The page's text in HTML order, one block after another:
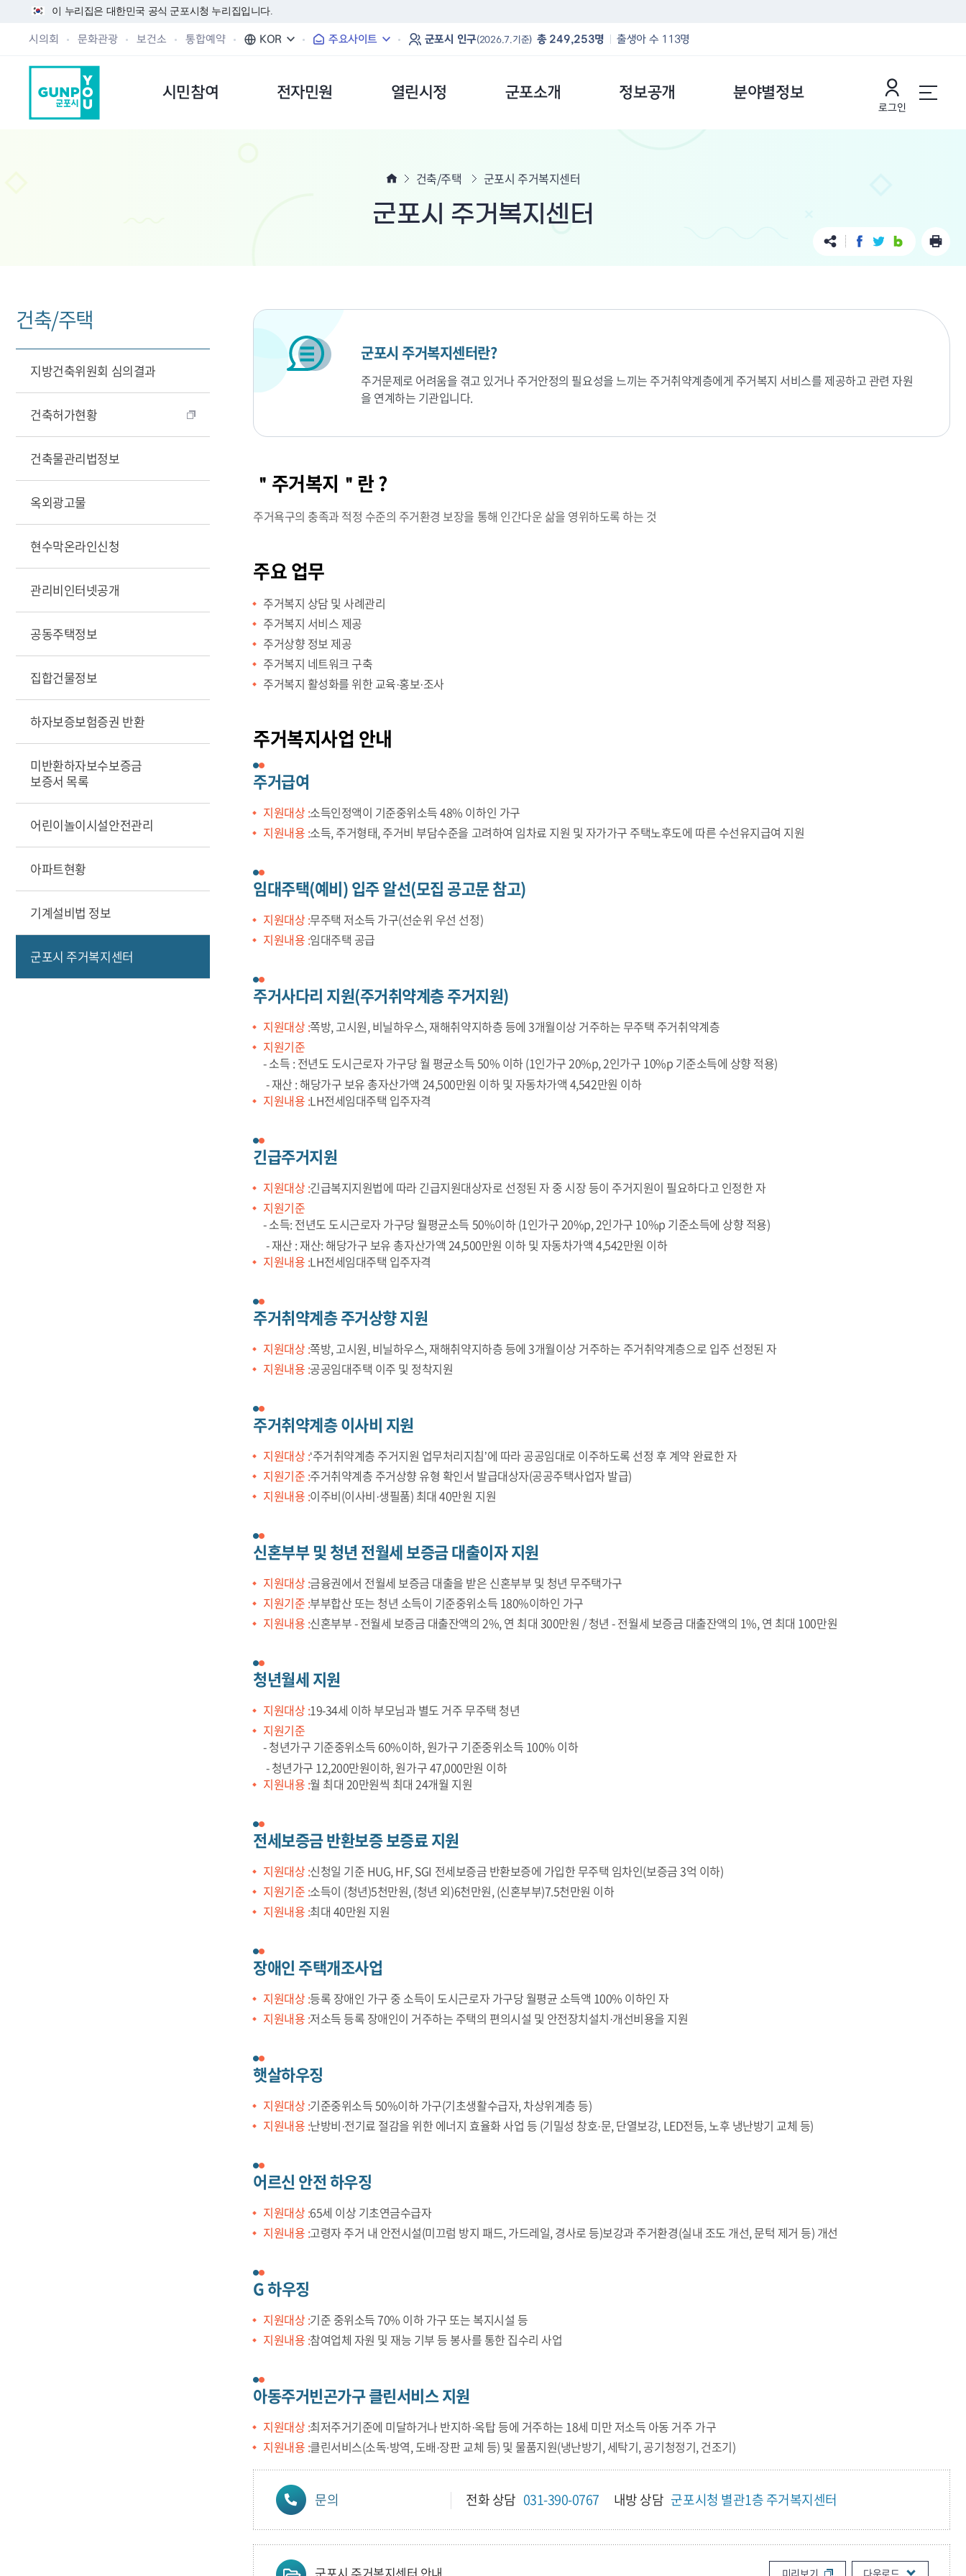
이 누리집은 대한민국 공식 군포시청 누리집입니다.
시의회 문화관광 보건소 통합예약 KOR 주요사이트 군포시 인구(2026.7.기준) 총 249,253명 출생아 수 113명
시민참여 전자민원 열린시정 군포소개 정보공개 분야별정보
로그인
건축/주택
지방건축위원회 심의결과
건축허가현황
건축물관리법정보
옥외광고물
현수막온라인신청
관리비인터넷공개
공동주택정보
집합건물정보
하자보증보험증권 반환
미반환하자보수보증금
보증서 목록
어린이놀이시설안전관리
아파트현황
기계설비법 정보
군포시 주거복지센터
건축/주택 군포시 주거복지센터
군포시 주거복지센터
군포시 주거복지센터란?
주거문제로 어려움을 겪고 있거나 주거안정의 필요성을 느끼는 주거취약계층에게 주거복지 서비스를 제공하고 관련 자원
을 연계하는 기관입니다.
＂주거복지＂란 ?
주거욕구의 충족과 적정 수준의 주거환경 보장을 통해 인간다운 삶을 영위하도록 하는 것
주요 업무
주거복지 상담 및 사례관리
주거복지 서비스 제공
주거상향 정보 제공
주거복지 네트워크 구축
주거복지 활성화를 위한 교육·홍보·조사
주거복지사업 안내
주거급여
지원대상 :소득인정액이 기준중위소득 48% 이하인 가구
지원내용 :소득, 주거형태, 주거비 부담수준을 고려하여 임차료 지원 및 자가가구 주택노후도에 따른 수선유지급여 지원
임대주택(예비) 입주 알선(모집 공고문 참고)
지원대상 :무주택 저소득 가구(선순위 우선 선정)
지원내용 :임대주택 공급
주거사다리 지원(주거취약계층 주거지원)
지원대상 :쪽방, 고시원, 비닐하우스, 재해취약지하층 등에 3개월이상 거주하는 무주택 주거취약계층
지원기준
- 소득 : 전년도 도시근로자 가구당 월 평균소득 50% 이하 (1인가구 20%p, 2인가구 10%p 기준소득에 상향 적용)
- 재산 : 해당가구 보유 총자산가액 24,500만원 이하 및 자동차가액 4,542만원 이하
지원내용 :LH전세임대주택 입주자격
긴급주거지원
지원대상 :긴급복지지원법에 따라 긴급지원대상자로 선정된 자 중 시장 등이 주거지원이 필요하다고 인정한 자
지원기준
- 소득: 전년도 도시근로자 가구당 월평균소득 50%이하 (1인가구 20%p, 2인가구 10%p 기준소득에 상향 적용)
- 재산 : 재산: 해당가구 보유 총자산가액 24,500만원 이하 및 자동차가액 4,542만원 이하
지원내용 :LH전세임대주택 입주자격
주거취약계층 주거상향 지원
지원대상 :쪽방, 고시원, 비닐하우스, 재해취약지하층 등에 3개월이상 거주하는 주거취약계층으로 입주 선정된 자
지원내용 :공공임대주택 이주 및 정착지원
주거취약계층 이사비 지원
지원대상 :‘주거취약계층 주거지원 업무처리지침’에 따라 공공임대로 이주하도록 선정 후 계약 완료한 자
지원기준 :주거취약계층 주거상향 유형 확인서 발급대상자(공공주택사업자 발급)
지원내용 :이주비(이사비·생필품) 최대 40만원 지원
신혼부부 및 청년 전월세 보증금 대출이자 지원
지원대상 :금융권에서 전월세 보증금 대출을 받은 신혼부부 및 청년 무주택가구
지원기준 :부부합산 또는 청년 소득이 기준중위소득 180%이하인 가구
지원내용 :신혼부부 - 전월세 보증금 대출잔액의 2%, 연 최대 300만원 / 청년 - 전월세 보증금 대출잔액의 1%, 연 최대 100만원
청년월세 지원
지원대상 :19-34세 이하 부모님과 별도 거주 무주택 청년
지원기준
- 청년가구 기준중위소득 60%이하, 원가구 기준중위소득 100% 이하
- 청년가구 12,200만원이하, 원가구 47,000만원 이하
지원내용 :월 최대 20만원씩 최대 24개월 지원
전세보증금 반환보증 보증료 지원
지원대상 :신청일 기준 HUG, HF, SGI 전세보증금 반환보증에 가입한 무주택 임차인(보증금 3억 이하)
지원기준 :소득이 (청년)5천만원, (청년 외)6천만원, (신혼부부)7.5천만원 이하
지원내용 :최대 40만원 지원
장애인 주택개조사업
지원대상 :등록 장애인 가구 중 소득이 도시근로자 가구당 월평균 소득액 100% 이하인 자
지원내용 :저소득 등록 장애인이 거주하는 주택의 편의시설 및 안전장치설치·개선비용을 지원
햇살하우징
지원대상 :기준중위소득 50%이하 가구(기초생활수급자, 차상위계층 등)
지원내용 :난방비·전기료 절감을 위한 에너지 효율화 사업 등 (기밀성 창호·문, 단열보강, LED전등, 노후 냉난방기 교체 등)
어르신 안전 하우징
지원대상 :65세 이상 기초연금수급자
지원내용 :고령자 주거 내 안전시설(미끄럼 방지 패드, 가드레일, 경사로 등)보강과 주거환경(실내 조도 개선, 문턱 제거 등) 개선
G 하우징
지원대상 :기준 중위소득 70% 이하 가구 또는 복지시설 등
지원내용 :참여업체 자원 및 재능 기부 등 봉사를 통한 집수리 사업
아동주거빈곤가구 클린서비스 지원
지원대상 :최저주거기준에 미달하거나 반지하·옥탑 등에 거주하는 18세 미만 저소득 아동 거주 가구
지원내용 :클린서비스(소독·방역, 도배·장판 교체 등) 및 물품지원(냉난방기, 세탁기, 공기청정기, 건조기)
문의 전화 상담 031-390-0767 내방 상담 군포시청 별관1층 주거복지센터
미리보기 다운로드